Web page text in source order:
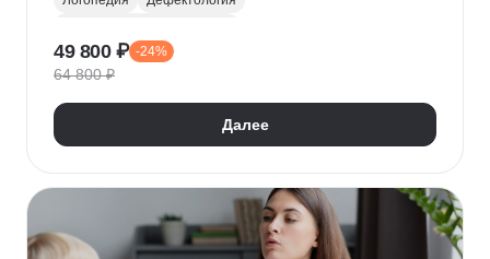
49 800 ₽ -24%
64 800 ₽
Далее